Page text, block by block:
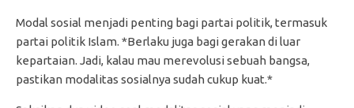
Modal sosial menjadi penting bagi partai politik, termasuk
partai politik Islam. *Berlaku juga bagi gerakan di luar
kepartaian. Jadi, kalau mau merevolusi sebuah bangsa,
pastikan modalitas sosialnya sudah cukup kuat.*